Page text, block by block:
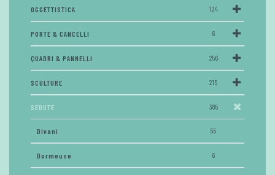
OGGETTISTICA 124
PORTE & CANCELLI 6
QUADRI & PANNELLI 256
SCULTURE 215
SEDUTE 385
Divani 55
Dormeuse 6